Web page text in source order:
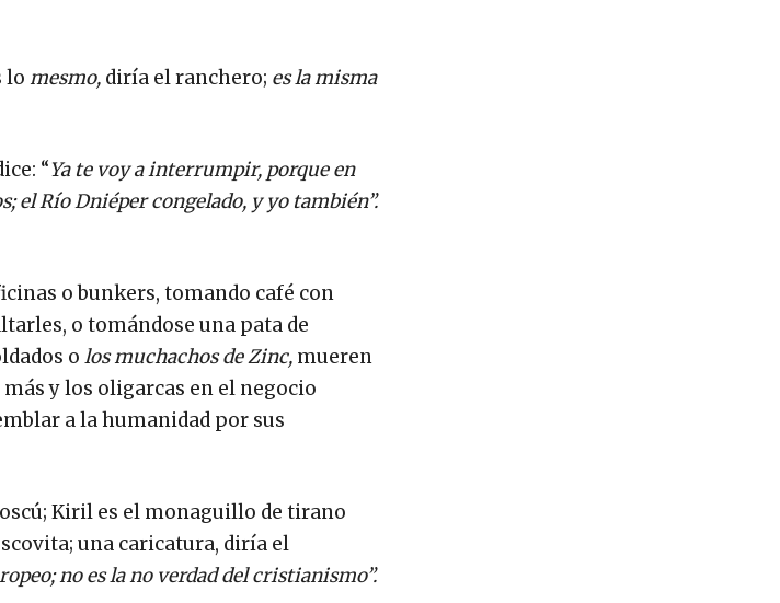
lo mesmo, diría el ranchero; es la misma
“Ya te voy a interrumpir, porque en
el Río Dniéper congelado, y yo también”.
o bunkers, tomando café con
o tomándose una pata de
o los muchachos de Zinc, mueren
y los oligarcas en el negocio
a la humanidad por sus
Kiril es el monaguillo de tirano
una caricatura, diría el
no es la no verdad del cristianismo”.